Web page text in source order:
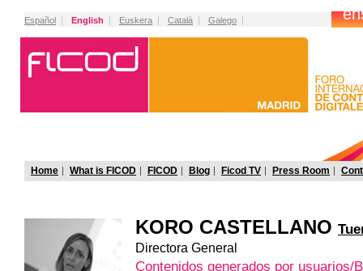
Español English Euskera Català Galego
KORO CASTELLANO
Directora General
Contenidos generados por usuarios/
Home What is FICOD FICOD Blog Ficod TV Press Room